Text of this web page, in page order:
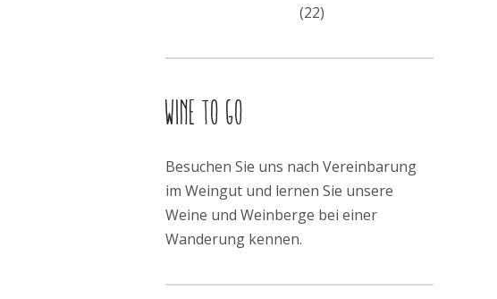
(22)
WINE TO GO
Besuchen Sie uns nach Vereinbarung
im Weingut und lernen Sie unsere
Weine und Weinberge bei einer
Wanderung kennen.